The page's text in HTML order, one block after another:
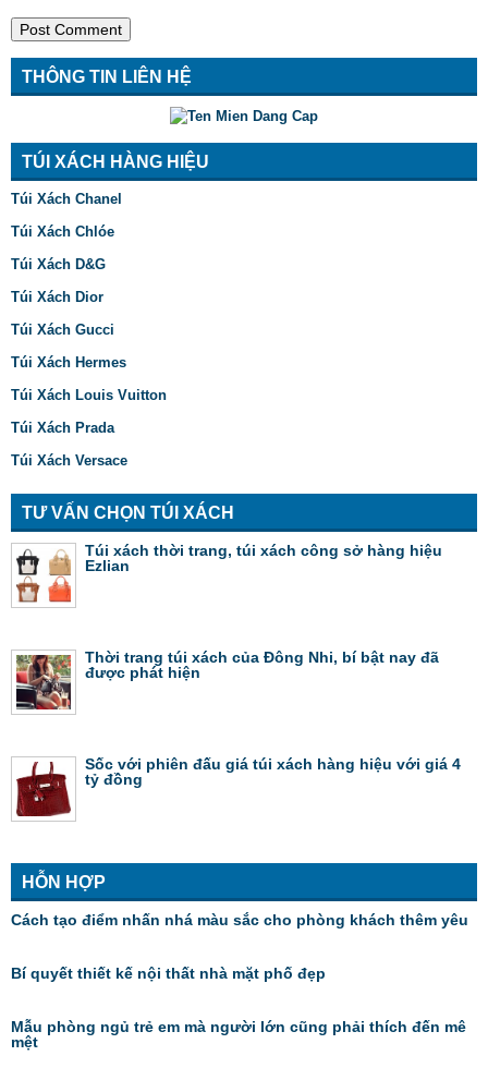
THÔNG TIN LIÊN HỆ
TÚI XÁCH HÀNG HIỆU
Túi Xách Chanel
Túi Xách Chlóe
Túi Xách D&G
Túi Xách Dior
Túi Xách Gucci
Túi Xách Hermes
Túi Xách Louis Vuitton
Túi Xách Prada
Túi Xách Versace
TƯ VẤN CHỌN TÚI XÁCH
Túi xách thời trang, túi xách công sở hàng hiệu
Ezlian
Thời trang túi xách của Đông Nhi, bí bật nay đã
được phát hiện
Sốc với phiên đấu giá túi xách hàng hiệu với giá 4
tỷ đồng
HỖN HỢP
Cách tạo điểm nhấn nhá màu sắc cho phòng khách thêm yêu
Bí quyết thiết kế nội thất nhà mặt phố đẹp
Mẫu phòng ngủ trẻ em mà người lớn cũng phải thích đến mê
mệt